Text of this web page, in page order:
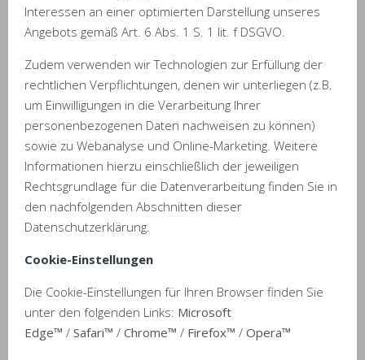
Interessen an einer optimierten Darstellung unseres
Angebots gemäß Art. 6 Abs. 1 S. 1 lit. f DSGVO.
Zudem verwenden wir Technologien zur Erfüllung der
rechtlichen Verpflichtungen, denen wir unterliegen (z.B.
um Einwilligungen in die Verarbeitung Ihrer
personenbezogenen Daten nachweisen zu können)
sowie zu Webanalyse und Online-Marketing. Weitere
Informationen hierzu einschließlich der jeweiligen
Rechtsgrundlage für die Datenverarbeitung finden Sie in
den nachfolgenden Abschnitten dieser
Datenschutzerklärung.
Cookie-Einstellungen
Die Cookie-Einstellungen für Ihren Browser finden Sie
unter den folgenden Links: Microsoft
Edge™ / Safari™ / Chrome™ / Firefox™ / Opera™